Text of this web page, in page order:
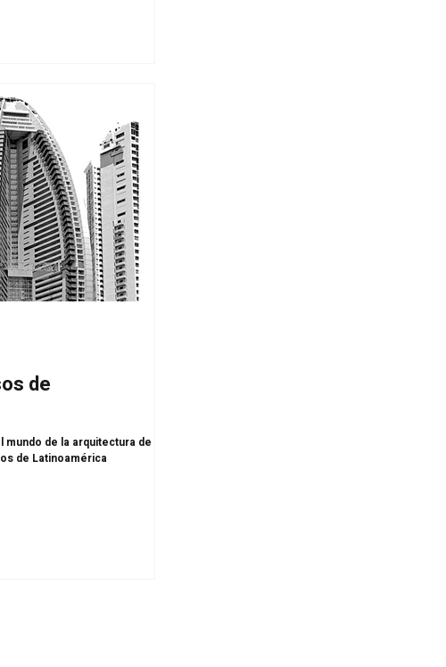
de
de la arquitectura de lujo
de Latinoamérica